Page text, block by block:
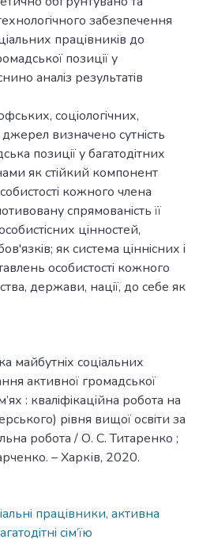
забезпечення
працiвникiв до
позицiї у
аналiз результатiв
соцiологiчних,
визначено сутнiсть
позицiї у багатодiтних
як стiйкий компонент
кожного члена
спрямованiсть її
цiнностей,
як система цiннiсних i
особистостi кожного
держави, нацiї, до себе як
майбутнiх соцiальних
активної громадської
: квалiфiкацiйна робота на
рiвня вищої оcвiти за
робота / О. С. Титаренко ;
– Харків, 2020.
працiвники, активна
сiм’їю